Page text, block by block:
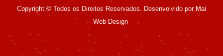
Copyright © Todos os Direitos Reservados. Desenvolvido por Mai
Web Design